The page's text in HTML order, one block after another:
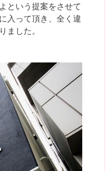
という提案をさせて
入って頂き、全く違
ました。